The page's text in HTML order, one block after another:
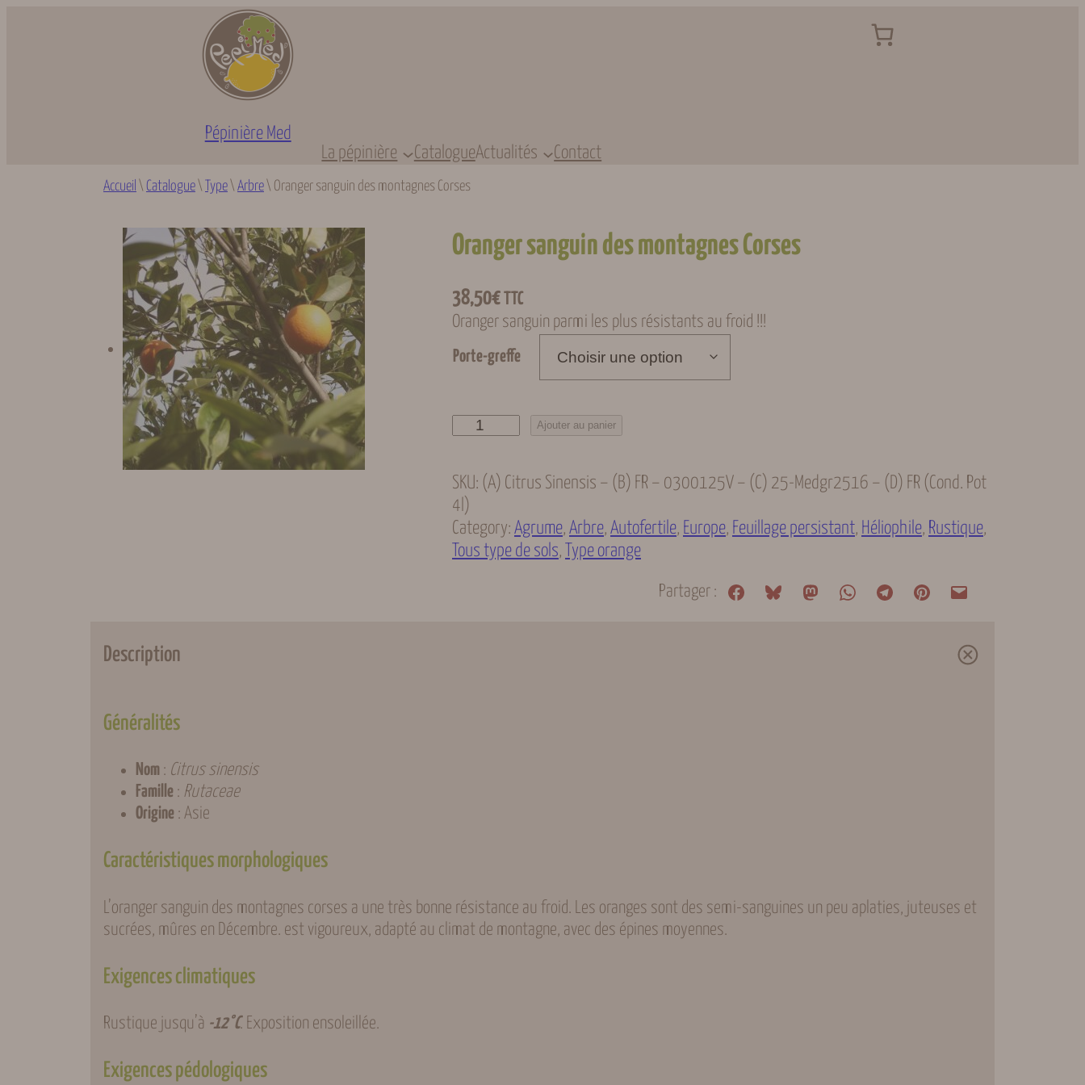
Pépinière Med
La pépinière
CatalogueActualités Contact
Accueil \ Catalogue \ Type \ Arbre \ Oranger sanguin des montagnes Corses
Oranger sanguin des montagnes Corses
38,50€TTC
Oranger sanguin parmi les plus résistants au froid !!!
Porte-greffe
n
t
i
t
n
Ajouter au panier
SKU: (A) Citrus Sinensis – (B) FR – 0300125V – (C) 25-Medgr2516 – (D) FR (cond. Pot
4l)
Category: Agrume, Arbre, Autofertile, Europe, Feuillage persistant, Héliophile, Rustique
Tous type de sols, Type orange
Partager :
Description
Généralités
Nom : Citrus sinensis
Famille : Rutaceae
Origine : Asie
Caractéristiques morphologiques
L’oranger sanguin des montagnes corses a une très bonne résistance au froid. Les oranges sont des semi-sanguines un peu aplaties, juteuses et
sucrées, mûres en Décembre. est vigoureux, adapté au climat de montagne, avec des épines moyennes.
Exigences climatiques
Rustique jusqu’à -12°C. Exposition ensoleillée.
Exigences pédologiques